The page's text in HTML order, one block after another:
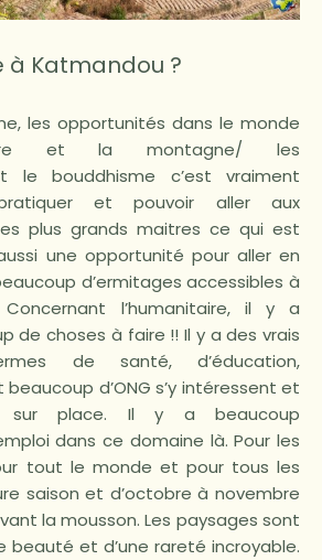
à Katmandou ?
les opportunités dans le monde
et la montagne/ les
le bouddhisme c’est vraiment
et pouvoir aller aux
plus grands maitres ce qui est
une opportunité pour aller en
d’ermitages accessibles à
l’humanitaire, il y a
de choses à faire !! Il y a des vrais
de santé, d’éducation,
d’ONG s’y intéressent et
sur place. Il y a beaucoup
dans ce domaine là. Pour les
tout le monde et pour tous les
saison et d’octobre à novembre
la mousson. Les paysages sont
beauté et d’une rareté incroyable.